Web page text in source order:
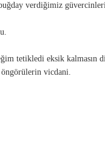
verdiğimiz
tetikledi eksik kalmasın
öngörülerin vicdani.